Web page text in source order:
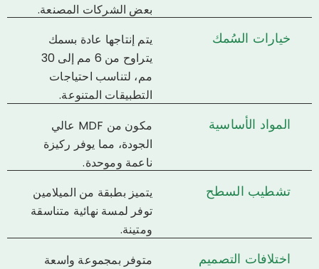
بعض الشركات المصنعة.
خيارات السُمك
يتم إنتاجها عادة بسمك
يتراوح من 6 مم إلى 30
مم، لتناسب احتياجات
التطبيقات المتنوعة.
المواد الأساسية
مكون من MDF عالي
الجودة، مما يوفر ركيزة
ناعمة وموحدة.
تشطيب السطح
يتميز بطبقة من الميلامين
توفر لمسة نهائية متناسقة
ومتينة.
اختلافات التصميم
متوفر بمجموعة واسعة